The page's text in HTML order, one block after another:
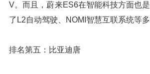
V。而且，蔚来ES6在智能科技方面也
了L2自动驾驶、NOMI智慧互联系统等多
排名第五：比亚迪唐